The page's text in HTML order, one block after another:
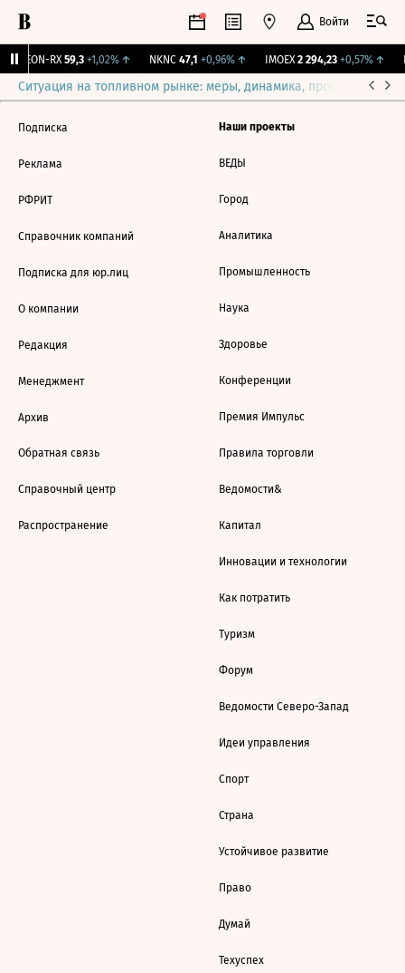
Войти
VEON-RX 59,3 +1,02%↑ NKNC 47,1 +0,96%↑ IMOEX 2 294,23 +0,57%↑
Ситуация на топливном рынке: меры, динамика, прогнозы
Подписка
Реклама
РФРИТ
Справочник компаний
Подписка для юр.лиц
О компании
Редакция
Менеджмент
Архив
Обратная связь
Справочный центр
Распространение
Наши проекты
ВЕДЫ
Город
Аналитика
Промышленность
Наука
Здоровье
Конференции
Премия Импульс
Правила торговли
Ведомости&
Капитал
Инновации и технологии
Как потратить
Туризм
Форум
Ведомости Северо-Запад
Идеи управления
Спорт
Страна
Устойчивое развитие
Право
Думай
Техуспех